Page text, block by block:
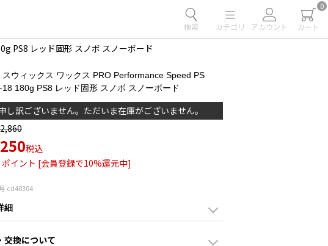
検索 カテゴリ アカウント
0
カート
PS8 レッド固形 スノボ スノーボード
スウィックス ワックス PRO Performance Speed PS
18 180g PS8 レッド固形 スノボ スノーボード
し訳ございません。ただいま在庫がございません。
2,860
税込
ポイント [会員登録で10%還元中]
cd48304
細
交換について